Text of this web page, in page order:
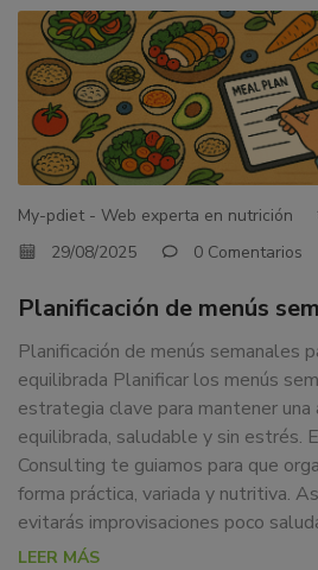
las
personas
y
también
nos
dedicamos
a
la
docencia
y
formación
sobre
la
nutrición
alimentaria
tanto
para
particulares,
instituciones,
organismos,
My-pdiet - Web experta en nutrición
29/08/2025
0 Comentarios
Planificación de menús
Planificación de menús semanales
equilibrada Planificar los menús
estrategia clave para mantener una
equilibrada, saludable y sin estrés.
Consulting te guiamos para que
forma práctica, variada y nutritiva.
evitarás improvisaciones poco
LEER MÁS